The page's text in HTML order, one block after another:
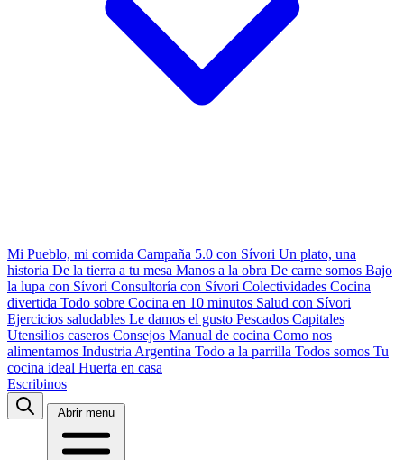
Mi Pueblo, mi comida Campaña 5.0 con Sívori Un plato, una
historia De la tierra a tu mesa Manos a la obra De carne somos Bajo
la lupa con Sívori Consultoría con Sívori Colectividades Cocina
divertida Todo sobre Cocina en 10 minutos Salud con Sívori
Ejercicios saludables Le damos el gusto Pescados Capitales
Utensilios caseros Consejos Manual de cocina Como nos
alimentamos Industria Argentina Todo a la parrilla Todos somos Tu
cocina ideal Huerta en casa
Escribinos
Abrir menu